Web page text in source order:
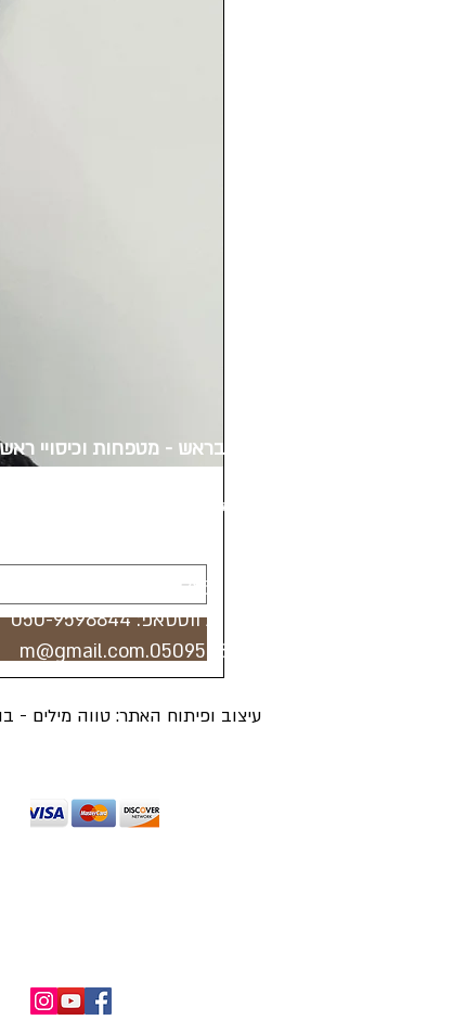
הכל בראש - מטפחות וכיסויי ראש
סניף מרכז סדאב
073-7443785
טלפון / ווטסאפ:050-9598844
0509598844.m@gmail.com
עיצוב ופיתוח האתר: טווה מילים -